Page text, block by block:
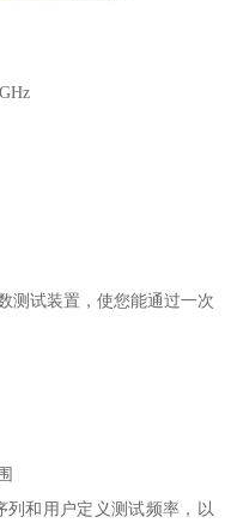
测试装置，使您能通过一次
和用户定义测试频率，以